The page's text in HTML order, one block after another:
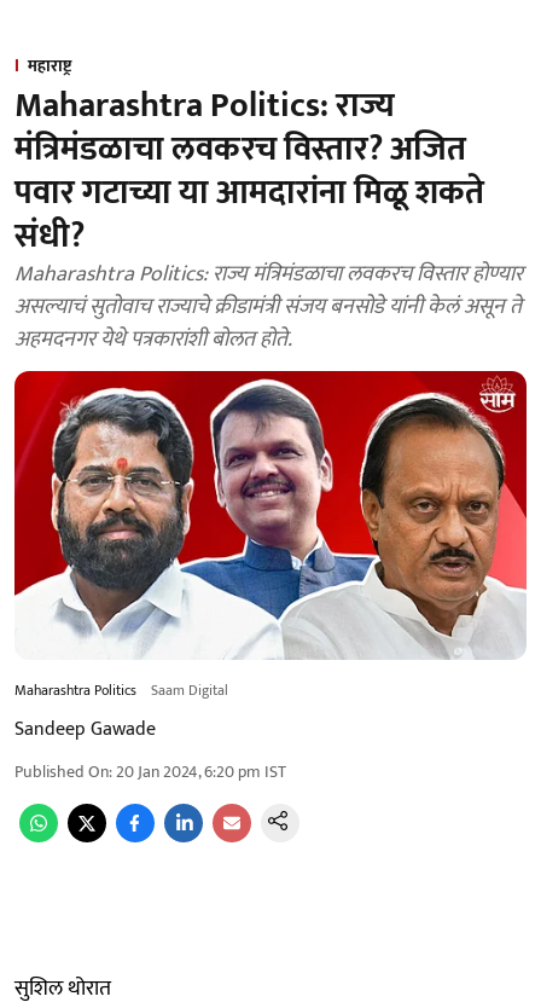
महाराष्ट्र
Maharashtra Politics: राज्य
मंत्रिमंडळाचा लवकरच विस्तार? अजित
पवार गटाच्या या आमदारांना मिळू शकते
संधी?
Maharashtra Politics: राज्य मंत्रिमंडळाचा लवकरच विस्तार होण्यार
असल्याचं सुतोवाच राज्याचे क्रीडामंत्री संजय बनसोडे यांनी केलं असून ते
अहमदनगर येथे पत्रकारांशी बोलत होते.
Maharashtra Politics Saam Digital
Sandeep Gawade
Published On:20 Jan 2024, 6:20 pm IST
सुशिल थोरात